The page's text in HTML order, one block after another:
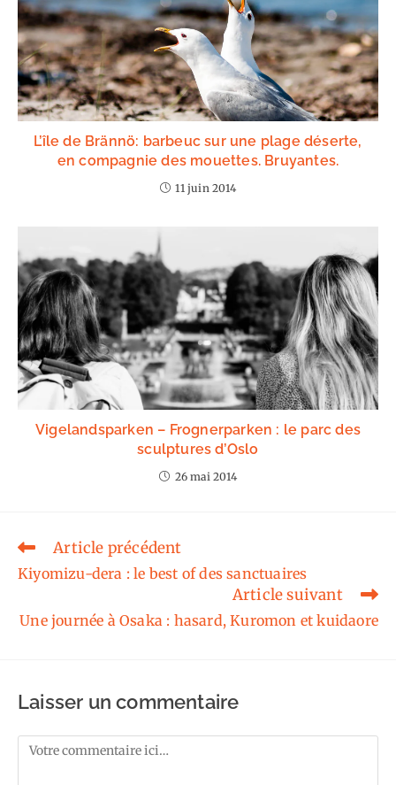
L’île de Brännö: barbeuc sur une plage déserte,
en compagnie des mouettes. Bruyantes.
11 juin 2014
Vigelandsparken – Frognerparken : le parc des
sculptures d’Oslo
26 mai 2014
Read
articles
Article précédent
Kiyomizu-dera : le best of des sanctuaires
Article suivant
Une journée à Osaka : hasard, Kuromon et kuidaore
Laisser un commentaire
Comment